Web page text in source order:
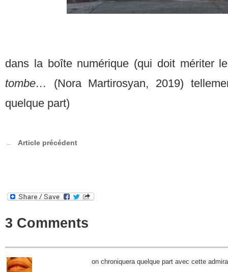
dans la boîte numérique (qui doit mériter
tombe… (Nora Martirosyan, 2019)
quelque part)
Article précédent
3 Comments
on chroniquera quelque part avec cette